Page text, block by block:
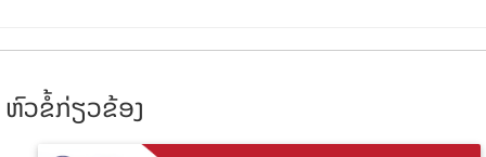
ຫົວຂໍ້ກ່ຽວຂ້ອງ